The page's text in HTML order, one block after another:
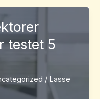
testet 5
/ Lasse